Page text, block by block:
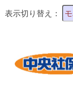
表示切り替え：